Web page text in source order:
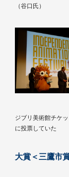
（谷口氏）
ジブリ美術館チケ
に投票していた
大賞＜三鷹市